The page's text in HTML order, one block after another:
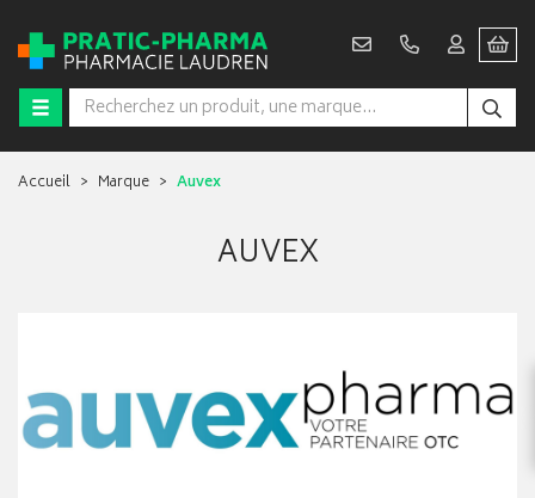
Accueil Marque Auvex
AUVEX